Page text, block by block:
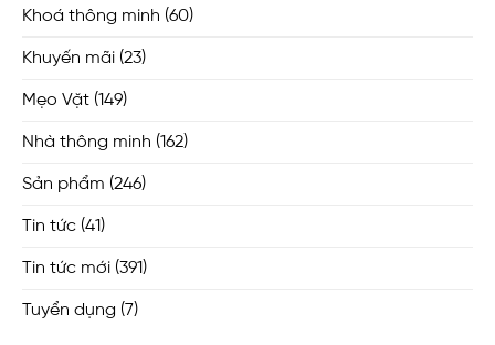
Khoá thông minh (60)
Khuyến mãi (23)
Mẹo Vặt (149)
Nhà thông minh (162)
Sản phẩm (246)
Tin tức (41)
Tin tức mới (391)
Tuyển dụng (7)